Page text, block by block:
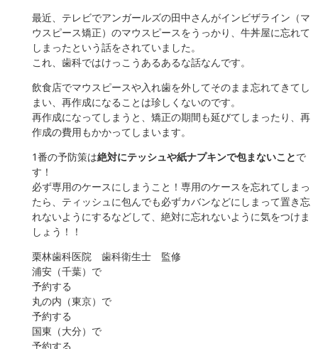
最近、テレビでアンガールズの田中さんがインビザライン（マ
ウスピース矯正）のマウスピースをうっかり、牛丼屋に忘れて
しまったという話をされていました。
これ、歯科ではけっこうあるあるな話なんです。
飲食店でマウスピースや入れ歯を外してそのまま忘れてきてし
まい、再作成になることは珍しくないのです。
再作成になってしまうと、矯正の期間も延びてしまったり、再
作成の費用もかかってしまいます。
1番の予防策は絶対にテッシュや紙ナプキンで包まないことで
す！
必ず専用のケースにしまうこと！専用のケースを忘れてしまっ
たら、ティッシュに包んでも必ずカバンなどにしまって置き忘
れないようにするなどして、絶対に忘れないように気をつけま
しょう！！
栗林歯科医院 歯科衛生士 監修
浦安（千葉）で
予約する
丸の内（東京）で
予約する
国東（大分）で
予約する